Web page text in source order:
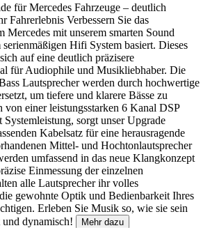
für Mercedes Fahrzeuge – deutlich
Fahrerlebnis Verbessern Sie das
Mercedes mit unserem smarten Sound
Hifi System basiert. Dieses
auf eine deutlich präzisere
für Audiophile und Musikliebhaber. Die
Lautsprecher werden durch hochwertige
um tiefere und klarere Bässe zu
von einer leistungsstarken 6 Kanal DSP
sorgt unser Upgrade
Kabelsatz für eine herausragende
Mittel- und Hochtonlautsprecher
umfassend in das neue Klangkonzept
Einmessung der einzelnen
alle Lautsprecher ihr volles
gewohnte Optik und Bedienbarkeit Ihres
Erleben Sie Musik so, wie sie sein
dynamisch!
Mehr dazu